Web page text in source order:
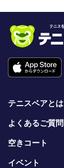
テニスベアとは
よくあるご質問
空きコート
イベント